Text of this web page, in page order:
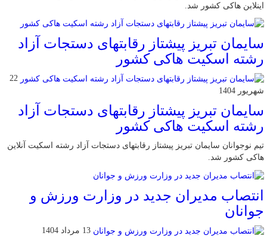
اینلاین هاکی کشور شد.
سایمان تبریز پیشتاز رقابتهای دستجات آزاد
رشته اسکیت هاکی کشور
22
شهریور 1404
سایمان تبریز پیشتاز رقابتهای دستجات آزاد
رشته اسکیت هاکی کشور
تیم نوجوانان سایمان تبریز پیشتاز رقابتهای دستجات آزاد رشته اسکیت آنلاین
هاکی کشور شد.
انتصاب مدیران جدید در وزارت ورزش و
جوانان
13 مرداد 1404